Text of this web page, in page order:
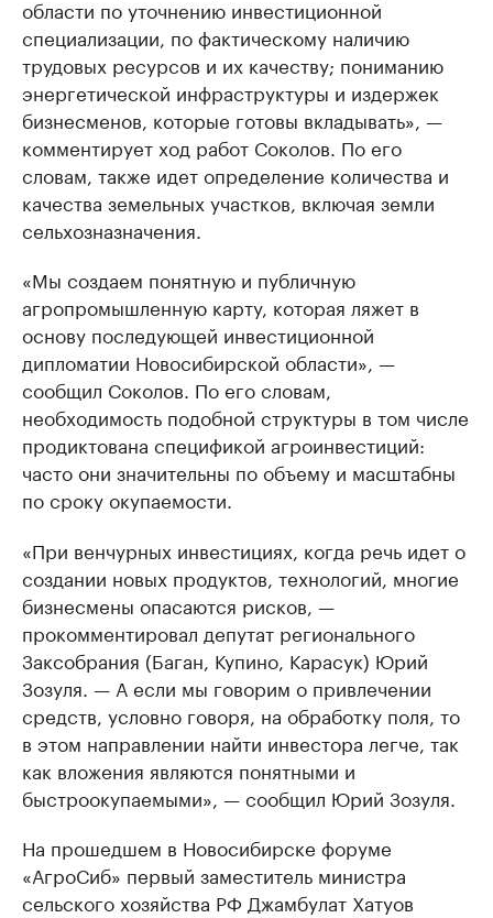
области по уточнению инвестиционной
специализации, по фактическому наличию
трудовых ресурсов и их качеству; пониманию
энергетической инфраструктуры и издержек
бизнесменов, которые готовы вкладывать», —
комментирует ход работ Соколов. По его
словам, также идет определение количества и
качества земельных участков, включая земли
сельхозназначения.
«Мы создаем понятную и публичную
агропромышленную карту, которая ляжет в
основу последующей инвестиционной
дипломатии Новосибирской области», —
сообщил Соколов. По его словам,
необходимость подобной структуры в том числе
продиктована спецификой агроинвестиций:
часто они значительны по объему и масштабны
по сроку окупаемости.
«При венчурных инвестициях, когда речь идет о
создании новых продуктов, технологий, многие
бизнесмены опасаются рисков, —
прокомментировал депутат регионального
Заксобрания (Баган, Купино, Карасук) Юрий
Зозуля. — А если мы говорим о привлечении
средств, условно говоря, на обработку поля, то
в этом направлении найти инвестора легче, так
как вложения являются понятными и
быстроокупаемыми», — сообщил Юрий Зозуля.
На прошедшем в Новосибирске форуме
«АгроСиб» первый заместитель министра
сельского хозяйства РФ Джамбулат Хатуов